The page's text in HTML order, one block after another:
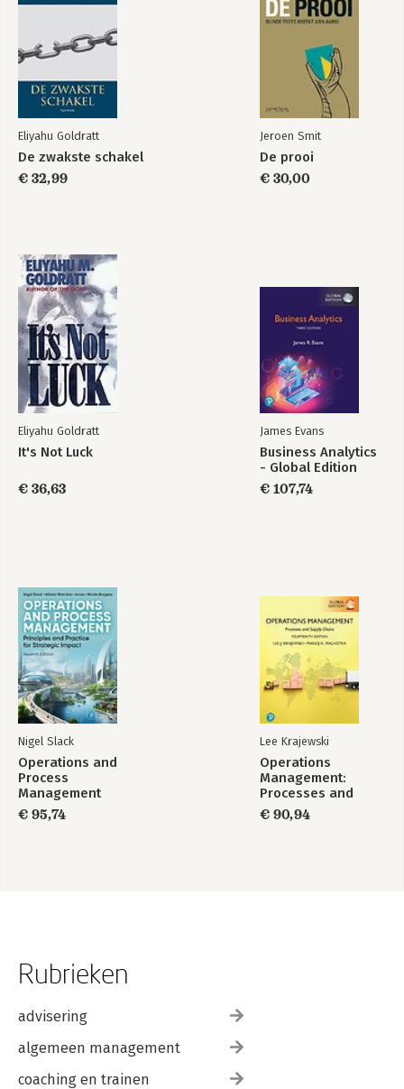
Het doel The Goal
Het doel De zwakste schakel
Bekijk alle boeken
Eliyahu Goldratt
De zwakste schakel
€ 32,99
Jeroen Smit
De prooi
€ 30,00
Eliyahu Goldratt
It's Not Luck
€ 36,63
James Evans
Business Analytics
- Global Edition
€ 107,74
Nigel Slack
Operations and
Process
Management
€ 95,74
Lee Krajewski
Operations
Management:
Processes and
Supply Chains,
Global Edition
€ 90,94
Rubrieken
advisering
algemeen management
coaching en trainen